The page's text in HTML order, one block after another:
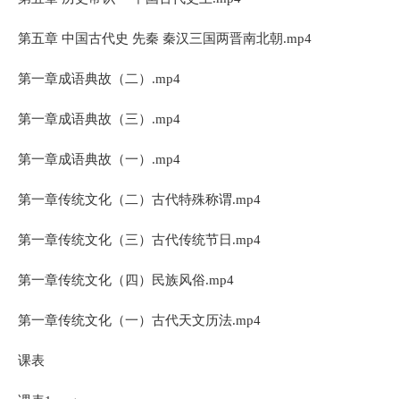
第五章 中国古代史 先秦 秦汉三国两晋南北朝.mp4
第一章成语典故（二）.mp4
第一章成语典故（三）.mp4
第一章成语典故（一）.mp4
第一章传统文化（二）古代特殊称谓.mp4
第一章传统文化（三）古代传统节日.mp4
第一章传统文化（四）民族风俗.mp4
第一章传统文化（一）古代天文历法.mp4
课表